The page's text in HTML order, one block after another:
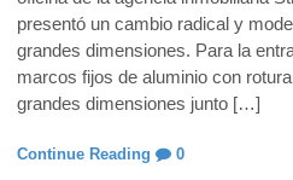
presentó un cambio radical y
grandes dimensiones. Para la
marcos fijos de aluminio con
grandes dimensiones junto […]
Continue Reading 0